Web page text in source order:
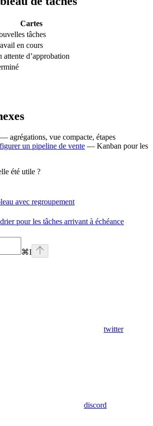
Cartes
tâches
en cours
attente d’approbation
— agrégations, vue compacte, étapes
un pipeline de vente — Kanban pour les
été utile ?
avec regroupement
pour les tâches arrivant à échéance
⌘I
twitter
discord